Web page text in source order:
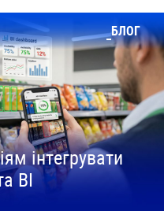
БЛОГ
інтегрувати
BI